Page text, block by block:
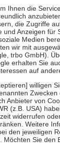
Es sind jedoch nie
entrichten.
auch
der Kosten sowie
Versicherten für
Stellung der
an bei:
bis zum
und